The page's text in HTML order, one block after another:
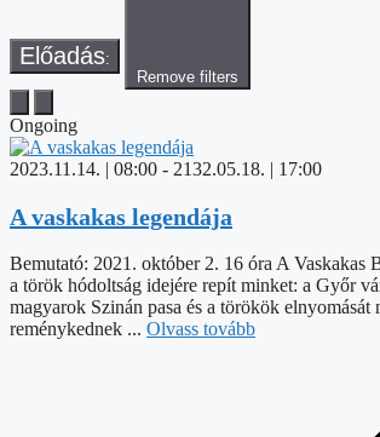
Előadás:
Remove filters
Ongoing
2023.11.14. | 08:00 - 2132.05.18. | 17:00
A vaskakas legendája
Bemutató: 2021. október 2. 16 óra A Vaskakas
a török hódoltság idejére repít minket: a Győr
magyarok Szinán pasa és a törökök elnyomását
reménykednek ... Olvass tovább